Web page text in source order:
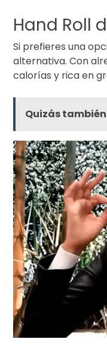
Hand Roll
Si prefieres una
alternativa. Con
calorías y rica en
Quizás